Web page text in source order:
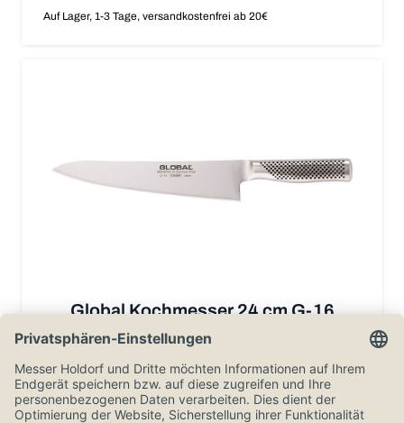
Auf Lager, 1-3 Tage, versandkostenfrei ab 20€
Global Kochmesser 24 cm G-16
198,00 €
In den Warenkorb